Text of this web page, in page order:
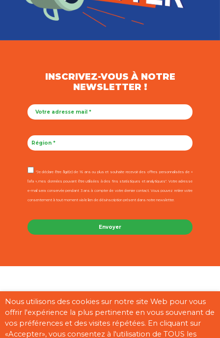
INSCRIVEZ-VOUS À NOTRE
NEWSLETTER !
"Je déclare être âgé(e) de 16 ans ou plus et souhaite recevoir des offres personnalisées de «
l’afa », mes données pouvant être utilisées à des fins statistiques et analytiques". Votre adresse
e-mail sera conservée pendant 3 ans à compter de votre dernier contact. Vous pouvez retirer votre
consentement à tout moment via le lien de désinscription présent dans notre newsletter.
Contact Mentions légales CGU Cookies
Plan du site
Pages partenaires
Nous utilisons des cookies sur notre site Web pour vous
offrir l'expérience la plus pertinente en vous souvenant de
vos préférences et des visites répétées. En cliquant sur
«Accepter», vous consentez à l'utilisation de TOUS les